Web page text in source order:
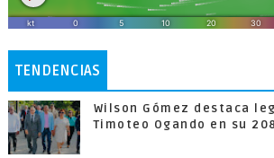
TENDENCIAS
Wilson Gómez destaca
Timoteo Ogando en su